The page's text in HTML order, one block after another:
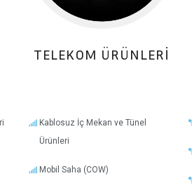
TELEKOM ÜRÜNLERI
Kablosuz İç Mekan ve Tünel
Ürünleri
Mobil Saha (COW)